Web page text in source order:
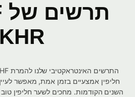
KHR
השנים הקודמות. מחכים לשער חליפין טוב